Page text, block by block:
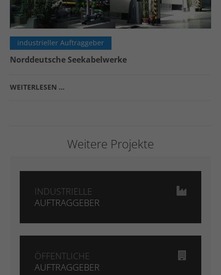
industrieller Auftraggeber
Norddeutsche Seekabelwerke
WEITERLESEN …
Weitere Projekte
INDUSTRIELLE
AUFTRAGGEBER
ÖFFENTLICHE
AUFTRAGGEBER